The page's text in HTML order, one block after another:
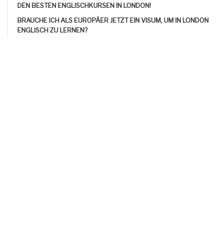
DEN BESTEN ENGLISCHKURSEN IN LONDON!
BRAUCHE ICH ALS EUROPÄER JETZT EIN VISUM, UM IN LONDON
ENGLISCH ZU LERNEN?